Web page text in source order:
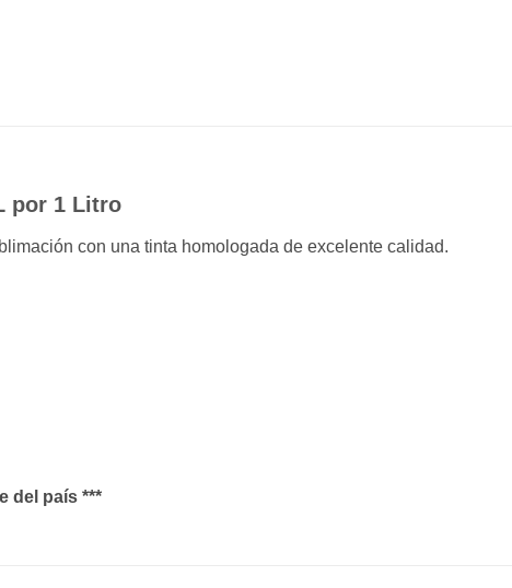
por 1 Litro
con una tinta homologada de excelente calidad.
del país ***